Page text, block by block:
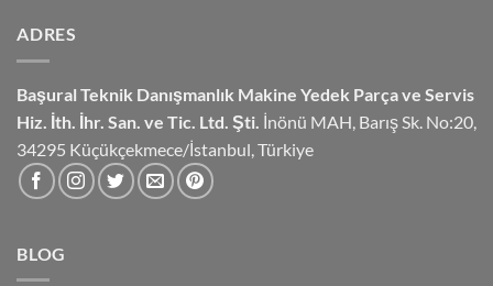
ADRES
Başural Teknik Danışmanlık Makine Yedek Parça ve Servis
Hiz. İth. İhr. San. ve Tic. Ltd. Şti. İnönü MAH, Barış Sk. No:20,
34295 Küçükçekmece/İstanbul, Türkiye
BLOG